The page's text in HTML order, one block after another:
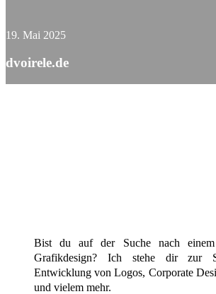
19. Mai 2025
dvoirele.de
Bist du auf der Suche nach
Grafikdesign? Ich stehe dir zur
Entwicklung von Logos, Corporate
und vielem mehr.